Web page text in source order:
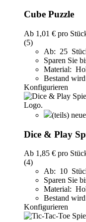
Cube Puzzle
Ab 1,01 € pro
(5)
Ab: 25
Sparen Sie
Material:
Bestand
Konfigurieren
(teils)
Dice & Play
Ab 1,85 € pro
(4)
Ab: 10
Sparen Sie
Material:
Bestand
Konfigurieren